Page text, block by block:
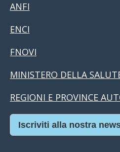
ANFI
ENCI
FNOVI
MINISTERO DELLA
REGIONI E PROVINCE
Iscriviti alla nostra